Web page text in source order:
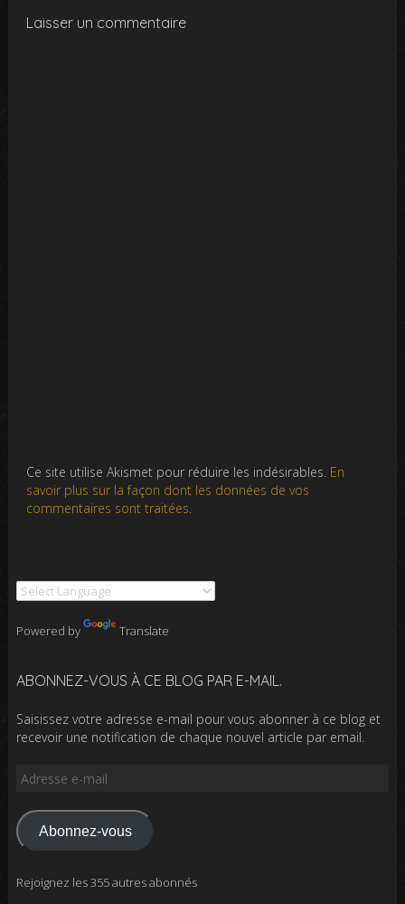
Laisser un commentaire
Ce site utilise Akismet pour réduire les indésirables. En
savoir plus sur la façon dont les données de vos
commentaires sont traitées.
Powered by Translate
ABONNEZ-VOUS À CE BLOG PAR E-MAIL.
Saisissez votre adresse e-mail pour vous abonner à ce blog et
recevoir une notification de chaque nouvel article par email.
Adresse
mail
Abonnez-vous
Rejoignez les 355 autres abonnés